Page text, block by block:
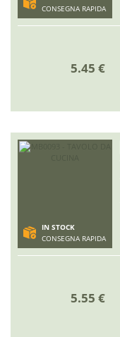
CONSEGNA RAPIDA
5.45 €
IN STOCK
CONSEGNA RAPIDA
5.55 €